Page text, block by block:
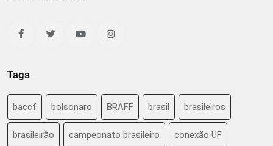
Tags
baccf bolsonaro BRAFF brasil brasileiros
brasileirão campeonato brasileiro conexão UF